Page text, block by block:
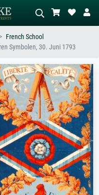
Sie die Szene – z.B. Grüne
Abstrakt mit viel Rot, Dunkles
Stehender Akt neben einem
Baum.
French School
Symbolen, 30. Juni 1793